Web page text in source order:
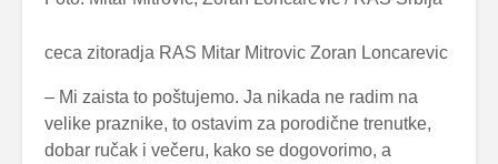
ceca zitoradja RAS Mitar Mitrovic Zoran Loncarevic
– Mi zaista to poštujemo. Ja nikada ne radim na
velike praznike, to ostavim za porodične trenutke,
dobar ručak i večeru, kako se dogovorimo, a